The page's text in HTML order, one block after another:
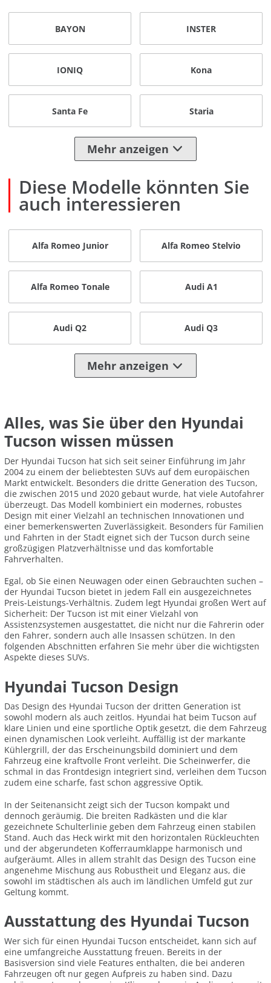
BAYON INSTER
IONIQ Kona
Santa Fe Staria
Mehr anzeigen
Diese Modelle könnten Sie
auch interessieren
Alfa Romeo Junior Alfa Romeo Stelvio
Alfa Romeo Tonale Audi A1
Audi Q2 Audi Q3
Mehr anzeigen
Alles, was Sie über den Hyundai
Tucson wissen müssen
Der Hyundai Tucson hat sich seit seiner Einführung im Jahr
2004 zu einem der beliebtesten SUVs auf dem europäischen
Markt entwickelt. Besonders die dritte Generation des Tucson,
die zwischen 2015 und 2020 gebaut wurde, hat viele Autofahrer
überzeugt. Das Modell kombiniert ein modernes, robustes
Design mit einer Vielzahl an technischen Innovationen und
einer bemerkenswerten Zuverlässigkeit. Besonders für Familien
und Fahrten in der Stadt eignet sich der Tucson durch seine
großzügigen Platzverhältnisse und das komfortable
Fahrverhalten.
Egal, ob Sie einen Neuwagen oder einen Gebrauchten suchen –
der Hyundai Tucson bietet in jedem Fall ein ausgezeichnetes
Preis-Leistungs-Verhältnis. Zudem legt Hyundai großen Wert auf
Sicherheit: Der Tucson ist mit einer Vielzahl von
Assistenzsystemen ausgestattet, die nicht nur die Fahrerin oder
den Fahrer, sondern auch alle Insassen schützen. In den
folgenden Abschnitten erfahren Sie mehr über die wichtigsten
Aspekte dieses SUVs.
Hyundai Tucson Design
Das Design des Hyundai Tucson der dritten Generation ist
sowohl modern als auch zeitlos. Hyundai hat beim Tucson auf
klare Linien und eine sportliche Optik gesetzt, die dem Fahrzeug
einen dynamischen Look verleiht. Auffällig ist der markante
Kühlergrill, der das Erscheinungsbild dominiert und dem
Fahrzeug eine kraftvolle Front verleiht. Die Scheinwerfer, die
schmal in das Frontdesign integriert sind, verleihen dem Tucson
zudem eine scharfe, fast schon aggressive Optik.
In der Seitenansicht zeigt sich der Tucson kompakt und
dennoch geräumig. Die breiten Radkästen und die klar
gezeichnete Schulterlinie geben dem Fahrzeug einen stabilen
Stand. Auch das Heck wirkt mit den horizontalen Rückleuchten
und der abgerundeten Kofferraumklappe harmonisch und
aufgeräumt. Alles in allem strahlt das Design des Tucson eine
angenehme Mischung aus Robustheit und Eleganz aus, die
sowohl im städtischen als auch im ländlichen Umfeld gut zur
Geltung kommt.
Ausstattung des Hyundai Tucson
Wer sich für einen Hyundai Tucson entscheidet, kann sich auf
eine umfangreiche Ausstattung freuen. Bereits in der
Basisversion sind viele Features enthalten, die bei anderen
Fahrzeugen oft nur gegen Aufpreis zu haben sind. Dazu